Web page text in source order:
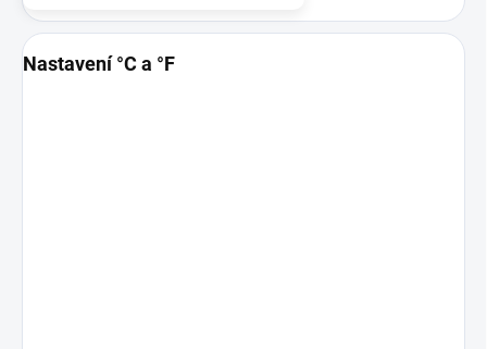
Nastavení °C a °F